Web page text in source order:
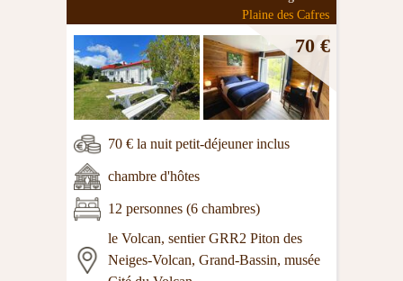
Plaine des Cafres
70 €
70 € la nuit petit-déjeuner inclus
chambre d'hôtes
12 personnes (6 chambres)
le Volcan, sentier GRR2 Piton des
Neiges-Volcan, Grand-Bassin, musée